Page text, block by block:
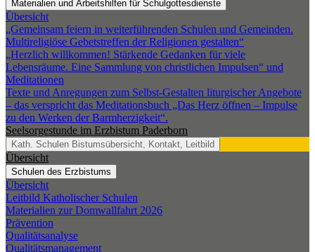
Materialien und Arbeitshilfen für Schulgottesdienste
Übersicht
„Gemeinsam feiern in weiterführenden Schulen und Gemeinden.
Multireligiöse Gebetstreffen der Religionen gestalten“
„Herzlich willkommen! Stärkende Gedanken für viele
Lebensräume. Eine Sammlung von christlichen Impulsen“ und
Meditationen
Texte und Anregungen zum Selbst-Gestalten liturgischer Angebote
– das verspricht das Meditationsbuch „Das Herz öffnen – Impulse
zu den Werken der Barmherzigkeit“.
Seelsorgestunde im Erzbistum Paderborn
Kath. Schulen Bistumsübersicht, Kontakt, Leitbild
Übersicht
Schulen des Erzbistums
Übersicht
Leitbild Katholischer Schulen
Materialien zur Domwallfahrt 2026
Prävention
Qualitätsanalyse
Qualitätsmanagement